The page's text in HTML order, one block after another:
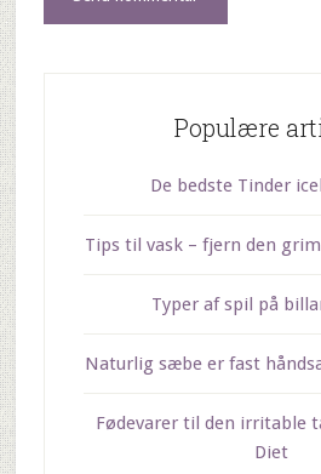
Populære
De bedste Tinder
Tips til vask – fjern den
Typer af spil på
Naturlig sæbe er fast
Fødevarer til den irritable
Diet